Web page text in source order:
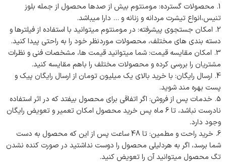
محصولات گسترده: مومنتوم بیش از صدها محصول از جمله بلوز
تنیس،انواع تیشرت مردانه و زنانه و … دارا میباشد.
امکان جستجوی پیشرفته: در مومنتوم میتوانید با استفاده از فیلترها و
دسته بندی های مختلف، محصولات موردنظر خود را به راحتی پیدا کنید.
امکان مقایسه قیمت: شما میتوانید قیمت ها، مشخصات فنی و نظرات
مشتریان را بررسی کرده و محصولات مختلف را باهم مقایسه کنید.
ارسال رایگان: با خرید بالای یک میلیون تومان از ارسال رایگان پیک و
پست بهره مند شوید.
خدمات پس از فروش: اگر اتفاقی برای محصول بیفتد که در اثر استفاده
نادرست نباشد، تا 6 ماه پس خرید محصول امکان تعمیر و تعویض رایگان
وجود دارد.
خرید راحت و مطمین: تا 48 ساعت پس از این که محصول به دست
شما برسد، اگر به هردلیلی محصول را دوست نداشتید در صورت کنده نشدن
تگ محصول میتوانید آن را تعویض کنید.